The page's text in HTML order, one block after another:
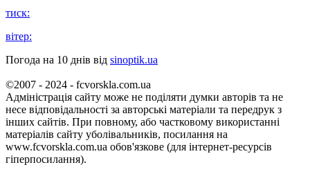
тиск:
вітер:
Погода на 10 днів від sinoptik.ua
©2007 - 2024 - fcvorskla.com.ua
Адміністрація сайту може не поділяти думки авторів та не
несе відповідальності за авторські матеріали та передрук з
інших сайтів. При повному, або частковому використанні
матеріалів сайту уболівальників, посилання на
www.fcvorskla.com.ua обов'язкове (для інтернет-ресурсів
гіперпосилання).